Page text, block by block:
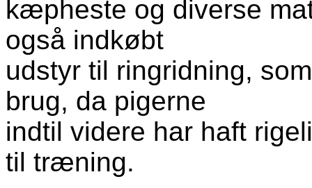
kæpheste og diverse
også indkøbt
udstyr til ringridning,
brug, da pigerne
indtil videre har haft
til træning.